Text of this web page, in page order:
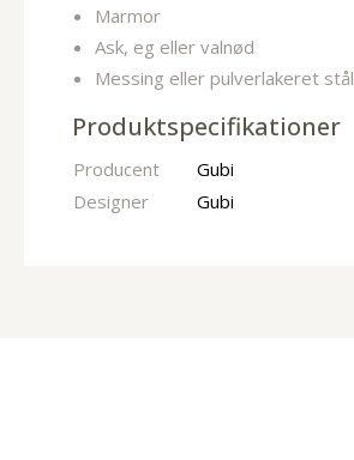
Marmor
Ask, eg eller valnød
Messing eller pulverlakeret stål
Produktspecifikationer
Producent
Gubi
Designer
Gubi